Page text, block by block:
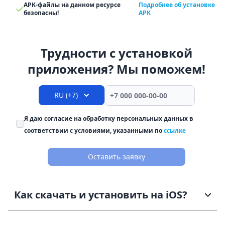
APK-файлы на данном ресурсе
безопасны!
Подробнее об установке
APK
Трудности с установкой
приложения? Мы поможем!
RU (+7)
Я даю согласие на обработку персональных данных в
соответствии с условиями, указанными поссылке
Оставить заявку
Как скачать и установить на iOS?